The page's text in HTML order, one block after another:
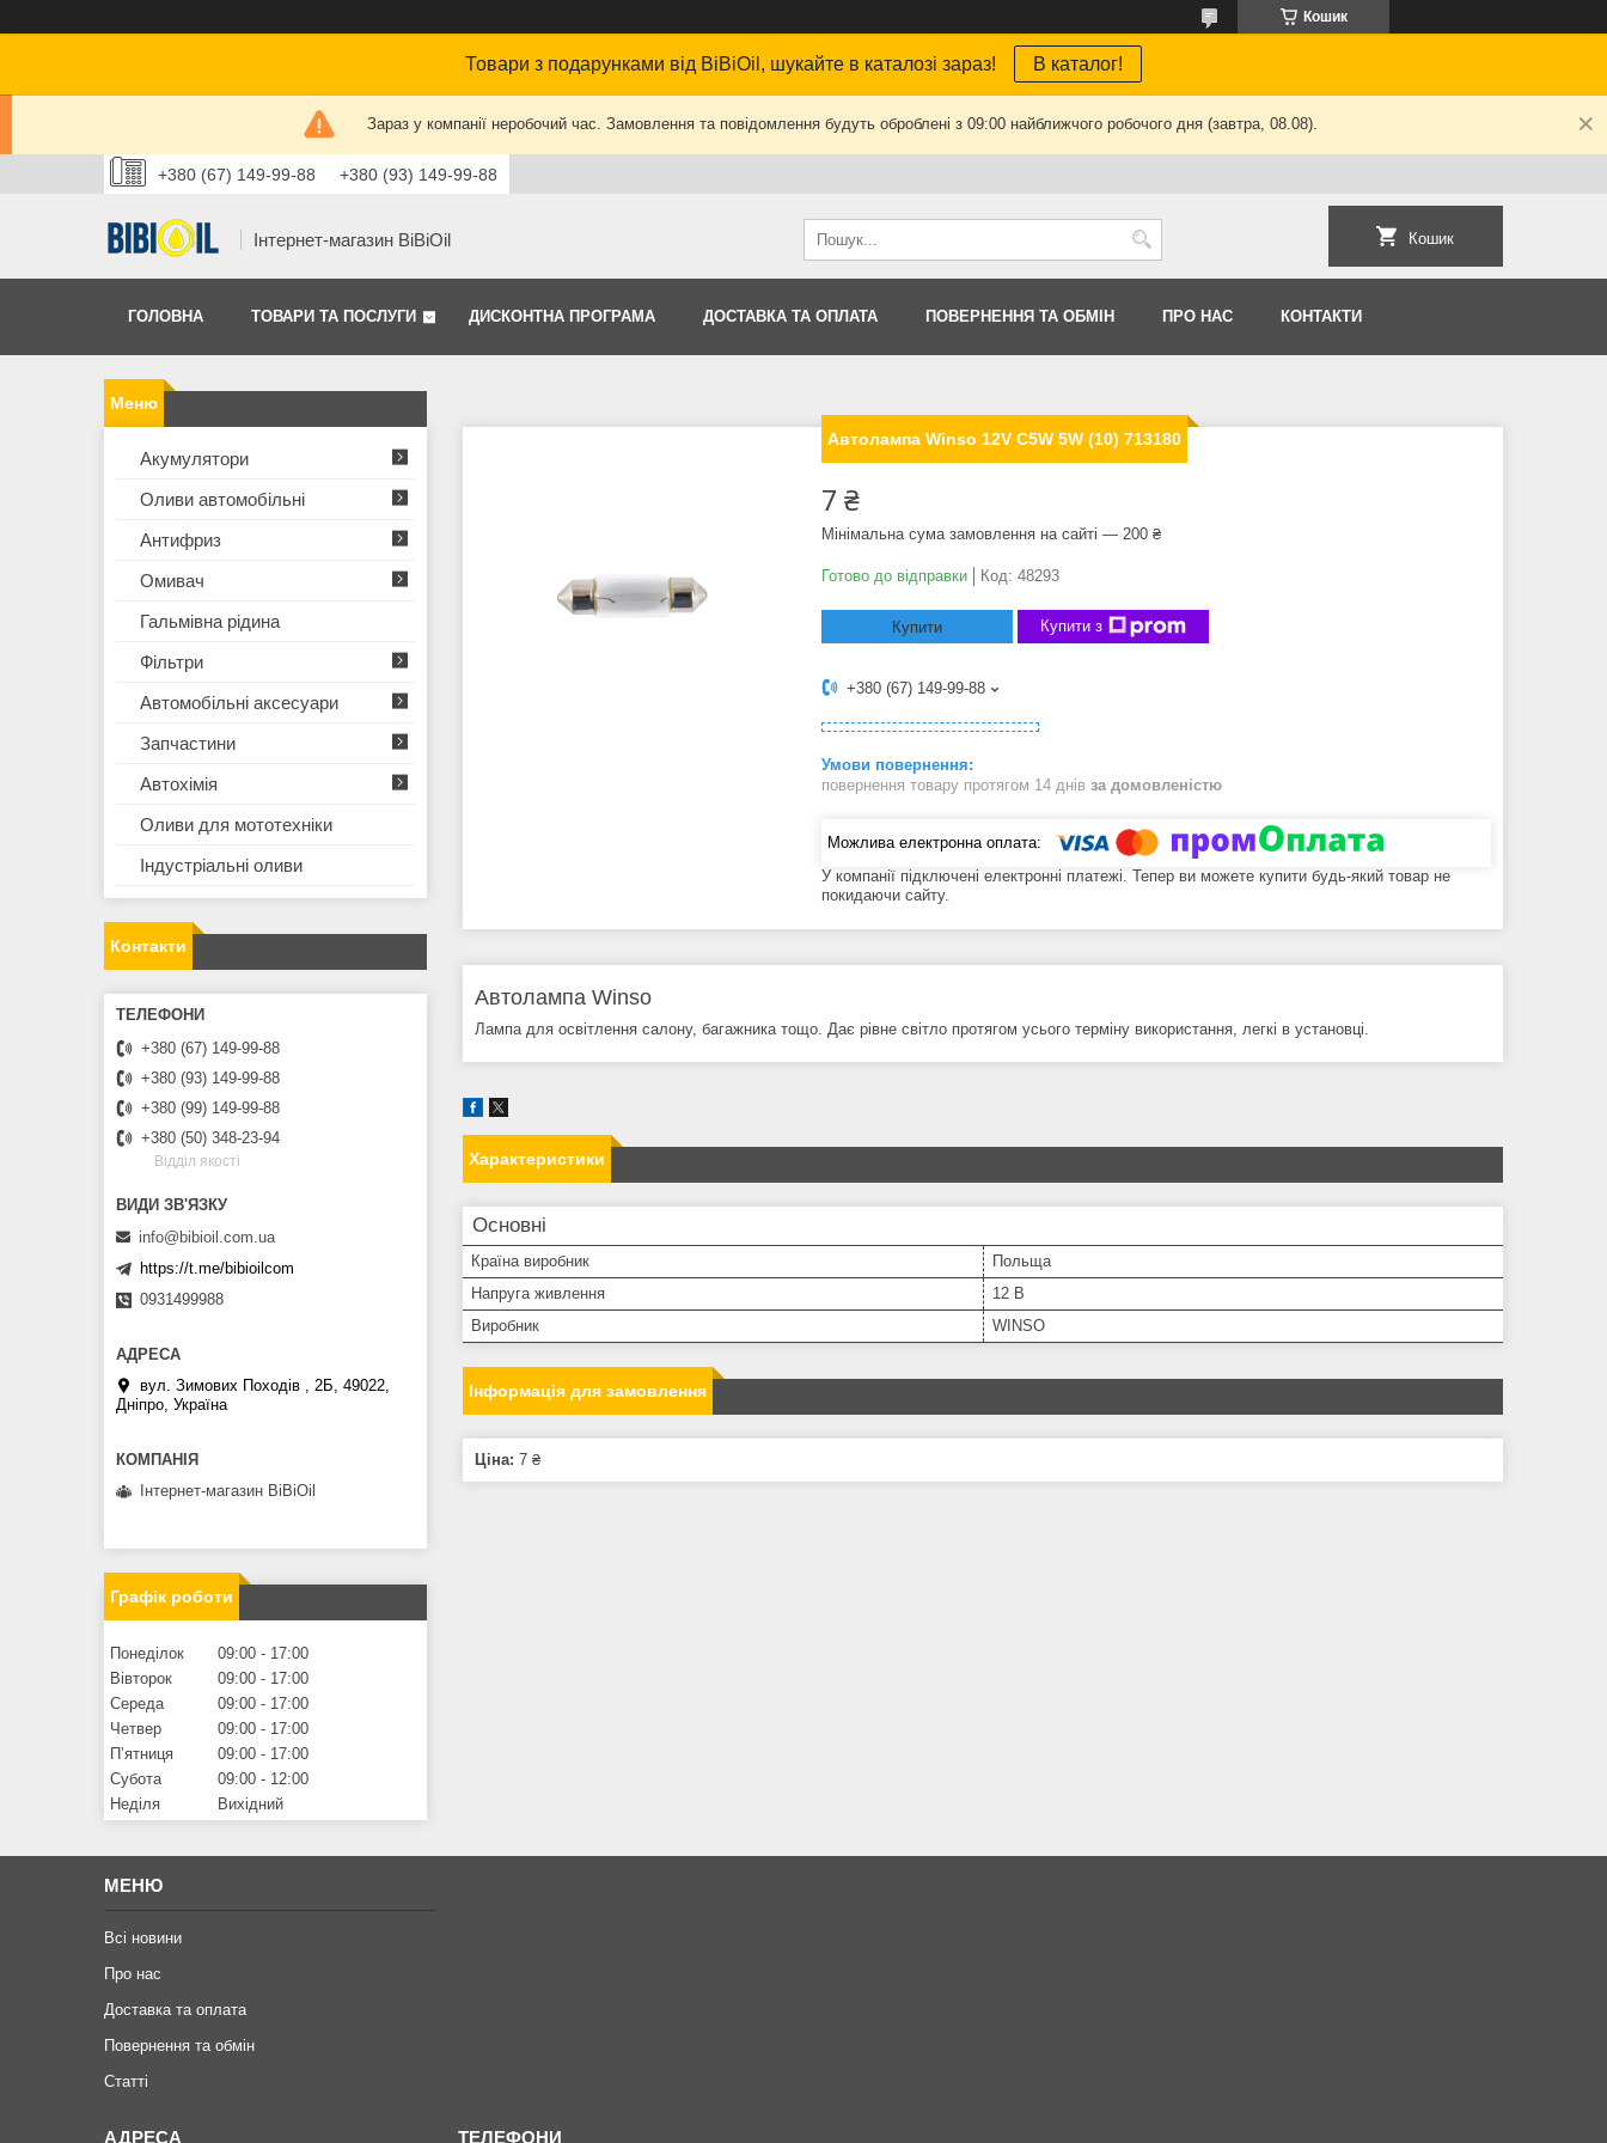
Кошик
Товари з подарунками від BiBiOil, шукайте в каталозі зараз! В каталог!
Зараз у компанії неробочий час. Замовлення та повідомлення будуть оброблені з 09:00 найближчого робочого дня (завтра, 08.08).
+380 (67) 149-99-88 +380 (93) 149-99-88
Інтернет-магазин BiBiOil Кошик
ГОЛОВНА ТОВАРИ ТА ПОСЛУГИ ДИСКОНТНА ПРОГРАМА ДОСТАВКА ТА ОПЛАТА ПОВЕРНЕННЯ ТА ОБМIН ПРО НАС КОНТАКТИ
Автолампа Winso 12V C5W 5W (10) 713180
7 ₴
Мінімальна сума замовлення на сайті — 200 ₴
Готово до відправки Код: 48293
Купити Купити з
+380 (67) 149-99-88
повернення товару протягом 14 днів за домовленістю
У компанії підключені електронні платежі. Тепер ви можете купити будь-який товар не
покидаючи сайту.
Автолампа Winso
Лампа для освітлення салону, багажника тощо. Дає рівне світло протягом усього терміну використання, легкі в установці.
Характеристики
Основні
Країна виробник
Польща
Напруга живлення
12 В
Виробник
WINSO
Інформація для замовлення
Ціна: 7 ₴
Акумулятори
Оливи автомобільні
Антифриз
Омивач
Гальмівна рідина
Фільтри
Автомобільні аксесуари
Запчастини
Автохімія
Оливи для мототехнiки
Iндустрiальнi оливи
Контакти
+380 (67) 149-99-88
+380 (93) 149-99-88
+380 (99) 149-99-88
+380 (50) 348-23-94
Вiддiл якостi
info@bibioil.com.ua
https://t.me/bibioilcom
0931499988
вул. Зимових Походiв , 2Б, 49022,
Дніпро, Україна
Інтернет-магазин BiBiOil
Графік роботи
Понеділок 09:00
17:00
Вівторок
09:00
17:00
Середа
09:00
17:00
Четвер
09:00
17:00
Пʼятниця
09:00
17:00
Субота
09:00
12:00
Неділя
Вихідний
МЕНЮ
Всі новини
Про нас
Доставка та оплата
Повернення та обмiн
Статтi